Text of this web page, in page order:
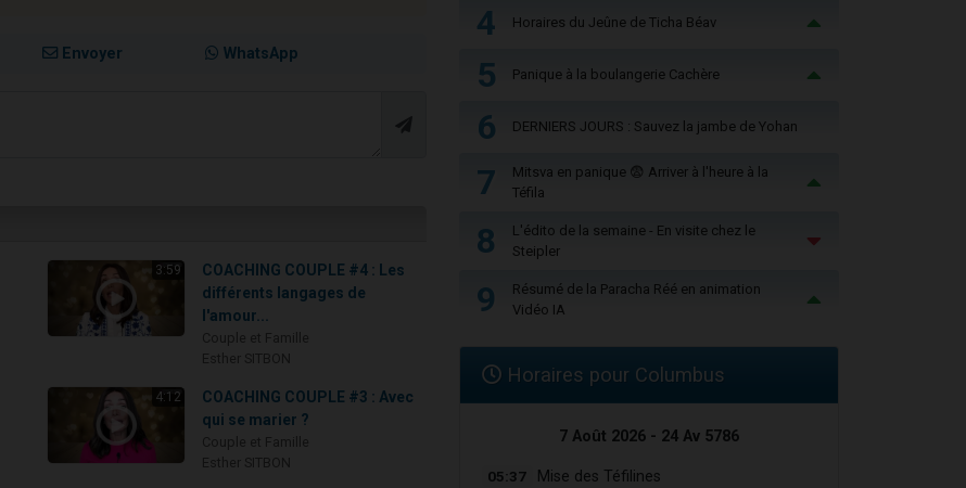
Envoyer WhatsApp
3:59
COACHING COUPLE #4 : Les
différents langages de
l'amour...
4:12
COACHING COUPLE #3 : Avec
qui se marier ?
4 Horaires du Jeûne de Ticha Béav
5 Panique à la boulangerie Cachère
6 DERNIERS JOURS : Sauvez la jambe de Yohan
7
Mitsva en panique 😨 Arriver à l'heure à la
Téfila
8
L'édito de la semaine - En visite chez le
Steipler
9
Résumé de la Paracha Réé en animation
Vidéo IA
Horaires pour Columbus
7 Août 2026 - 24 Av 5786
05:37 Mise des Téfilines